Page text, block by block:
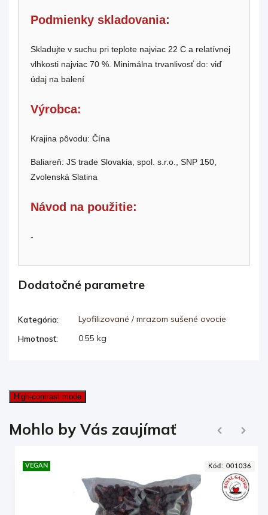
Podmienky skladovania:
Skladujte v suchu pri teplote najviac 22 C a relatívnej
vlhkosti najviac 70 %. Minimálna trvanlivosť do: viď
údaj na balení
Výrobca:
Krajina pôvodu: Čína
Baliareň: JS trade Slovakia, spol. s.r.o., SNP 150,
Zvolenská Slatina
Návod na použitie:
-
Dodatočné parametre
Kategória:
Lyofilizované / mrazom sušené ovocie
Hmotnosť: 0.55 kg
High-contrast mode
Mohlo by Vás zaujímať
VEGAN Kód: 001036